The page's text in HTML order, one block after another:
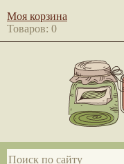
Моя корзина
Товаров: 0